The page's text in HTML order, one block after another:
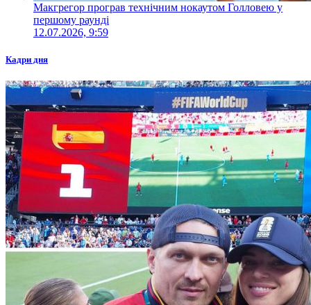
Макгрегор програв технічним нокаутом Голловею у
першому раунді
12.07.2026, 9:59
Кадри дня